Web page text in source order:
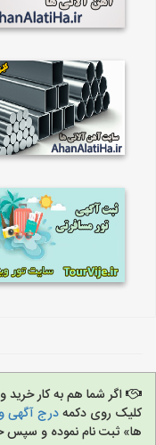
اگر شما هم به کار
کلیک روی دکمهدرج آگهی
ها» ثبت نام نموده و سپس